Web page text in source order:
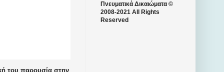
του παρουσία στην
Πνευματικά Δικαιώματα ©
2008-2021 All Rights
Reserved